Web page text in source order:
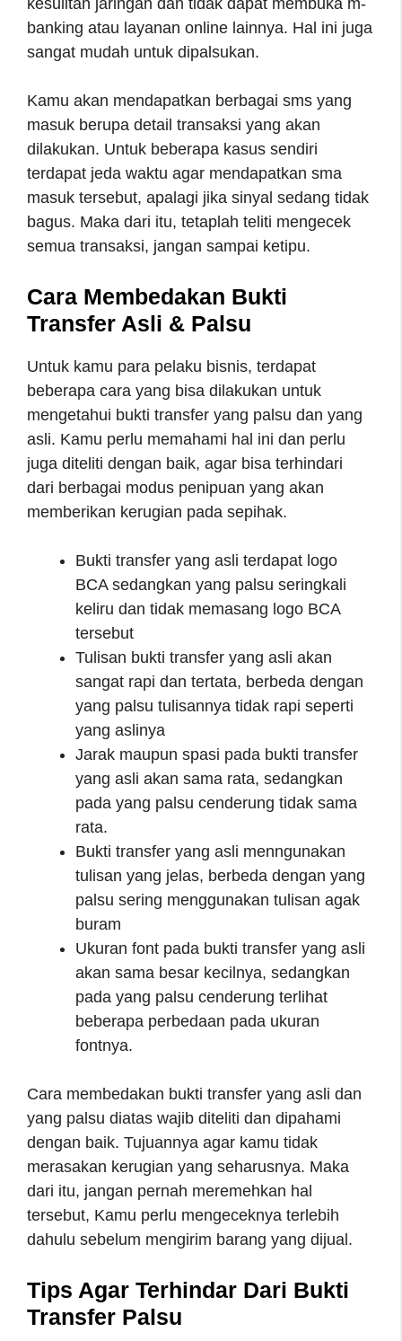
banking atau layanan online lainnya. Hal ini juga
sangat mudah untuk dipalsukan.
Kamu akan mendapatkan berbagai sms yang
masuk berupa detail transaksi yang akan
dilakukan. Untuk beberapa kasus sendiri
terdapat jeda waktu agar mendapatkan sma
masuk tersebut, apalagi jika sinyal sedang tidak
bagus. Maka dari itu, tetaplah teliti mengecek
semua transaksi, jangan sampai ketipu.
Cara Membedakan Bukti
Transfer Asli & Palsu
Untuk kamu para pelaku bisnis, terdapat
beberapa cara yang bisa dilakukan untuk
mengetahui bukti transfer yang palsu dan yang
asli. Kamu perlu memahami hal ini dan perlu
juga diteliti dengan baik, agar bisa terhindari
dari berbagai modus penipuan yang akan
memberikan kerugian pada sepihak.
Bukti transfer yang asli terdapat logo
BCA sedangkan yang palsu seringkali
keliru dan tidak memasang logo BCA
tersebut
Tulisan bukti transfer yang asli akan
sangat rapi dan tertata, berbeda dengan
yang palsu tulisannya tidak rapi seperti
yang aslinya
Jarak maupun spasi pada bukti transfer
yang asli akan sama rata, sedangkan
pada yang palsu cenderung tidak sama
rata.
Bukti transfer yang asli menngunakan
tulisan yang jelas, berbeda dengan yang
palsu sering menggunakan tulisan agak
buram
Ukuran font pada bukti transfer yang asli
akan sama besar kecilnya, sedangkan
pada yang palsu cenderung terlihat
beberapa perbedaan pada ukuran
fontnya.
Cara membedakan bukti transfer yang asli dan
yang palsu diatas wajib diteliti dan dipahami
dengan baik. Tujuannya agar kamu tidak
merasakan kerugian yang seharusnya. Maka
dari itu, jangan pernah meremehkan hal
tersebut, Kamu perlu mengeceknya terlebih
dahulu sebelum mengirim barang yang dijual.
Tips Agar Terhindar Dari Bukti
Transfer Palsu